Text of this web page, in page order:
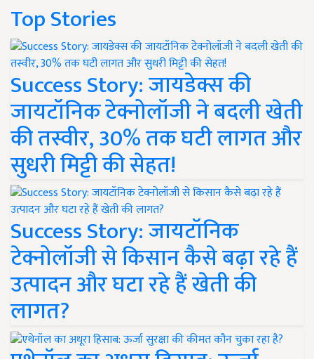
Top Stories
Success Story: जायडेक्स की
जायटॉनिक टेक्नोलॉजी ने बदली खेती
की तस्वीर, 30% तक घटी लागत और
सुधरी मिट्टी की सेहत!
Success Story: जायटॉनिक
टेक्नोलॉजी से किसान कैसे बढ़ा रहे हैं
उत्पादन और घटा रहे हैं खेती की
लागत?